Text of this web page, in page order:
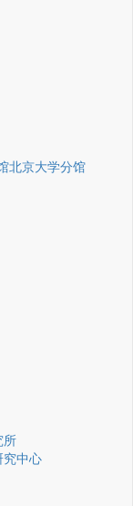
北京大学分馆
所
中心